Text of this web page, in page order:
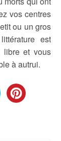
vos centres
ou un gros
est
libre et vous
à autrui.